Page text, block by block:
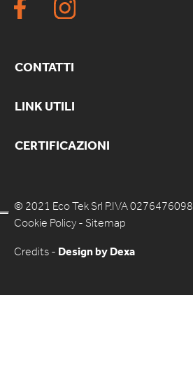
CONTATTI
LINK UTILI
CERTIFICAZIONI
© 2021 Eco Tek Srl P.IVA
Cookie Policy - Sitemap
Credits - Design by Dexa